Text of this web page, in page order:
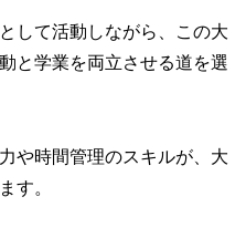
して活動しながら、この大
と学業を両立させる道を選
や時間管理のスキルが、大
す。